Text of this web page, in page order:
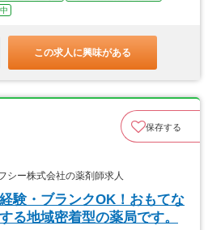
この求人に興味がある
保存する
ー株式会社の薬剤師求人
験・ブランクOK！おもてな
る地域密着型の薬局です。